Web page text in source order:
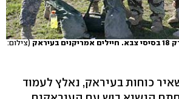
(צילום:
כוחות בעיראק, נאלץ לעמוד